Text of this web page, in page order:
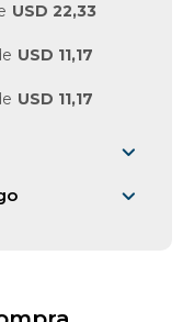
USD 22,33
USD 11,17
USD 11,17